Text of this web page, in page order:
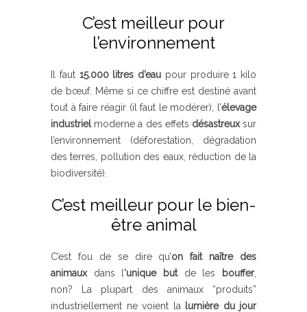
C’est meilleur pour
l’environnement
Il faut 15.000 litres d’eau pour produire 1 kilo
de bœuf. Même si ce chiffre est destiné avant
tout à faire réagir (il faut le modérer), l’élevage
industriel moderne a des effets désastreuxsur
l’environnement (déforestation, dégradation
des terres, pollution des eaux, réduction de la
biodiversité).
C’est meilleur pour le bien-
être animal
C’est fou de se dire qu’on fait naître des
animauxdans l‘unique butde les bouffer,
non? La plupart des animaux “produits”
industriellement ne voient la lumière du jour